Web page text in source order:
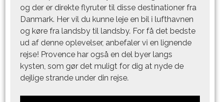
og der er direkte flyruter til disse destinationer fra
Danmark. Her vil du kunne leje en bil i lufthavnen
og køre fra landsby til landsby. For få det bedste
ud af denne oplevelser, anbefaler vi en lignende
rejse! Provence har også en del byer langs
kysten, som gør det muligt for dig at nyde de
dejlige strande under din rejse.